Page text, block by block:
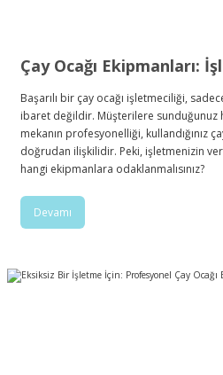
Başarılı bir çay ocağı işletmeciliği,
ibaret değildir. Müşterilere sunduğunuz
mekanın profesyonelliği, kullandığınız
doğrudan ilişkilidir. Peki, işletmenizin
hangi ekipmanlara odaklanmalısınız?
Devamı